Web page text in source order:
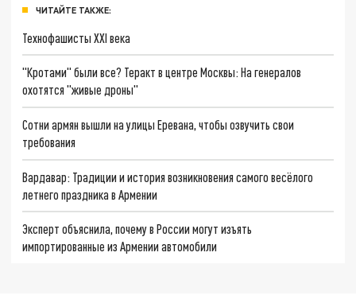
ЧИТАЙТЕ ТАКЖЕ:
Технофашисты XXI века
"Кротами" были все? Теракт в центре Москвы: На генералов
охотятся "живые дроны"
Сотни армян вышли на улицы Еревана, чтобы озвучить свои
требования
Вардавар: Традиции и история возникновения самого весёлого
летнего праздника в Армении
Эксперт объяснила, почему в России могут изъять
импортированные из Армении автомобили